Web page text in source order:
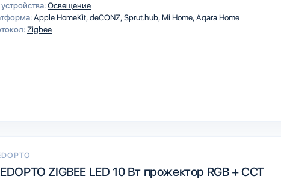
Освещение
Apple HomeKitdeCONZSprut.hub Mi HomeAqara Home
Zigbee
ZIGBEE LED 10 Вт прожектор RGB + CCT